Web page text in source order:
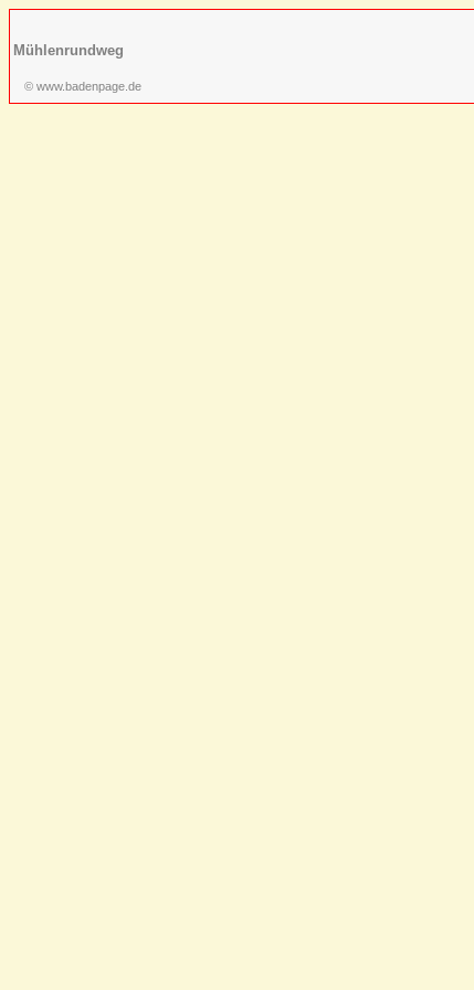
Mühlenrundweg
© www.badenpage.de